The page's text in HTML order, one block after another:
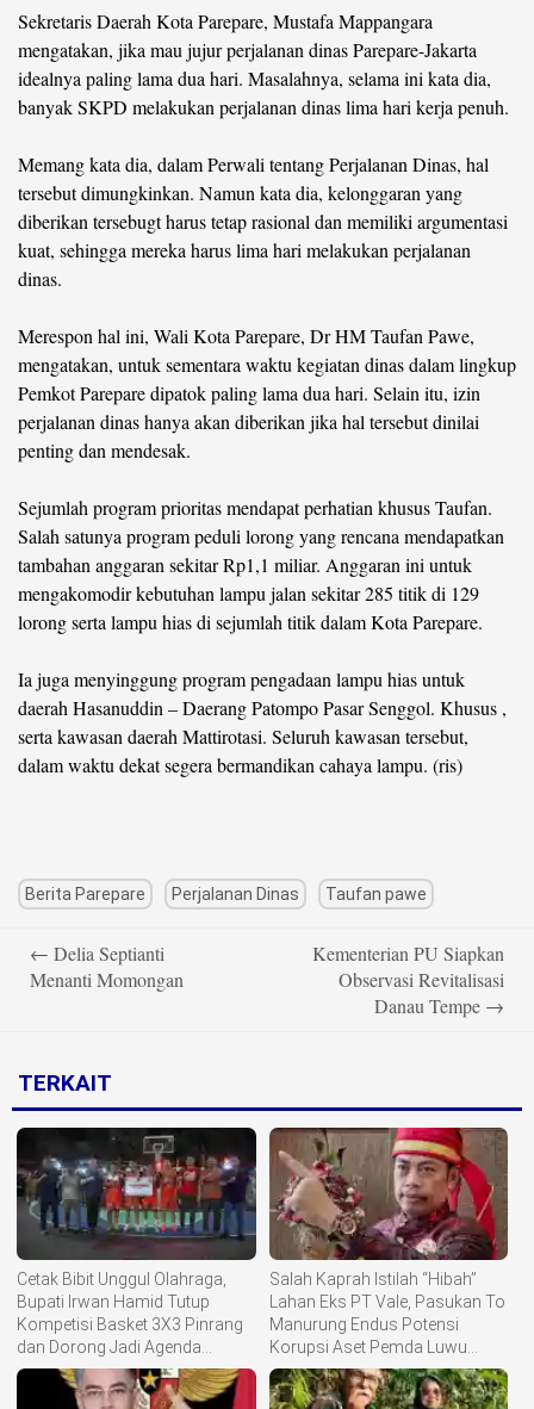
Sekretaris Daerah Kota Parepare, Mustafa Mappangara
mengatakan, jika mau jujur perjalanan dinas Parepare-Jakarta
idealnya paling lama dua hari. Masalahnya, selama ini kata dia,
banyak SKPD melakukan perjalanan dinas lima hari kerja penuh.
Memang kata dia, dalam Perwali tentang Perjalanan Dinas, hal
tersebut dimungkinkan. Namun kata dia, kelonggaran yang
diberikan tersebugt harus tetap rasional dan memiliki argumentasi
kuat, sehingga mereka harus lima hari melakukan perjalanan
dinas.
Merespon hal ini, Wali Kota Parepare, Dr HM Taufan Pawe,
mengatakan, untuk sementara waktu kegiatan dinas dalam lingkup
Pemkot Parepare dipatok paling lama dua hari. Selain itu, izin
perjalanan dinas hanya akan diberikan jika hal tersebut dinilai
penting dan mendesak.
Sejumlah program prioritas mendapat perhatian khusus Taufan.
Salah satunya program peduli lorong yang rencana mendapatkan
tambahan anggaran sekitar Rp1,1 miliar. Anggaran ini untuk
mengakomodir kebutuhan lampu jalan sekitar 285 titik di 129
lorong serta lampu hias di sejumlah titik dalam Kota Parepare.
Ia juga menyinggung program pengadaan lampu hias untuk
daerah Hasanuddin – Daerang Patompo Pasar Senggol. Khusus ,
serta kawasan daerah Mattirotasi. Seluruh kawasan tersebut,
dalam waktu dekat segera bermandikan cahaya lampu. (ris)
Berita Parepare Perjalanan Dinas Taufan pawe
navigation
← Delia Septianti
Menanti Momongan
Kementerian PU Siapkan
Observasi Revitalisasi
Danau Tempe →
TERKAIT
Cetak Bibit Unggul Olahraga,
Bupati Irwan Hamid Tutup
Kompetisi Basket 3X3 Pinrang
dan Dorong Jadi Agenda
Annually
Salah Kaprah Istilah “Hibah”
Lahan Eks PT Vale, Pasukan To
Manurung Endus Potensi
Korupsi Aset Pemda Luwu
Timur